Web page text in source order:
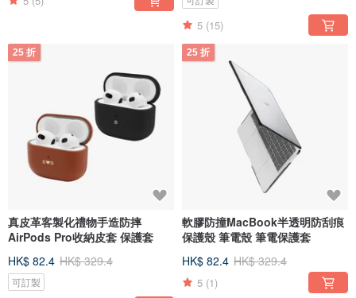
5 (15)
25 折
真皮革客製化禮物手造防摔
AirPods Pro收納皮套 保護套
HK$ 82.4 HK$ 329.4
可訂製
25 折
軟膠防撞MacBook半透明防刮痕
保護殼 筆電殼 筆電保護套
HK$ 82.4 HK$ 329.4
5 (1)